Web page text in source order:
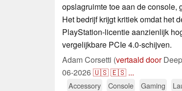
opslagruimte toe aan de console,
Het bedrijf krijgt kritiek omdat het
PlayStation-licentie aanzienlijk
vergelijkbare PCIe 4.0-schijven.
Adam Corsetti (vertaald door
06-2026🇺🇸🇪🇸 ...
Accessory Console Gaming